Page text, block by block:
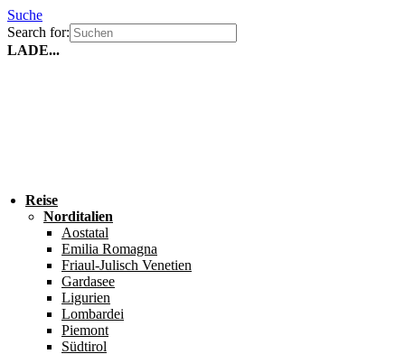
Suche
Search for:
LADE...
Reise
Norditalien
Aostatal
Emilia Romagna
Friaul-Julisch Venetien
Gardasee
Ligurien
Lombardei
Piemont
Südtirol